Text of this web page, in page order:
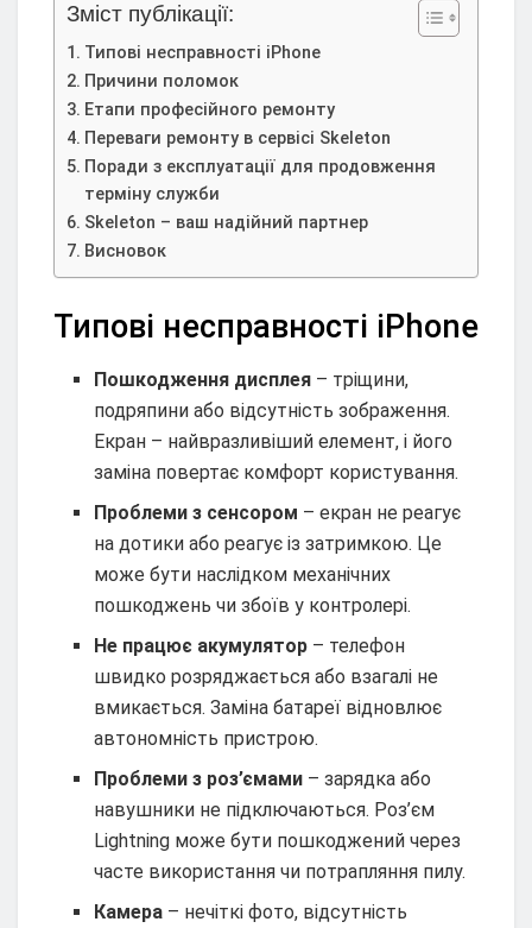
Зміст публікації:
Типові несправності iPhone
Причини поломок
Етапи професійного ремонту
Переваги ремонту в сервісі Skeleton
Поради з експлуатації для продовження
терміну служби
Skeleton – ваш надійний партнер
Висновок
Типові несправності iPhone
Пошкодження дисплея – тріщини,
подряпини або відсутність зображення.
Екран – найвразливіший елемент, і його
заміна повертає комфорт користування.
Проблеми з сенсором – екран не реагує
на дотики або реагує із затримкою. Це
може бути наслідком механічних
пошкоджень чи збоїв у контролері.
Не працює акумулятор – телефон
швидко розряджається або взагалі не
вмикається. Заміна батареї відновлює
автономність пристрою.
Проблеми з роз’ємами – зарядка або
навушники не підключаються. Роз’єм
Lightning може бути пошкоджений через
часте використання чи потрапляння пилу.
Камера – нечіткі фото, відсутність